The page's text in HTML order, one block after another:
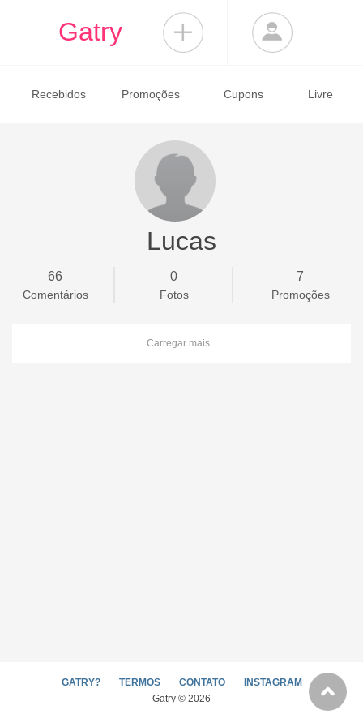
Gatry
Recebidos Promoções Cupons Livre
Lucas
66
Comentários
0
Fotos
7
Promoções
Carregar mais...
GATRY? TERMOS CONTATO
INSTAGRAM
Gatry © 2026